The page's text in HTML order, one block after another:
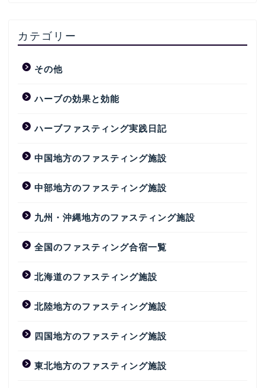
カテゴリー
その他
ハーブの効果と効能
ハーブファスティング実践日記
中国地方のファスティング施設
中部地方のファスティング施設
九州・沖縄地方のファスティング施設
全国のファスティング合宿一覧
北海道のファスティング施設
北陸地方のファスティング施設
四国地方のファスティング施設
東北地方のファスティング施設